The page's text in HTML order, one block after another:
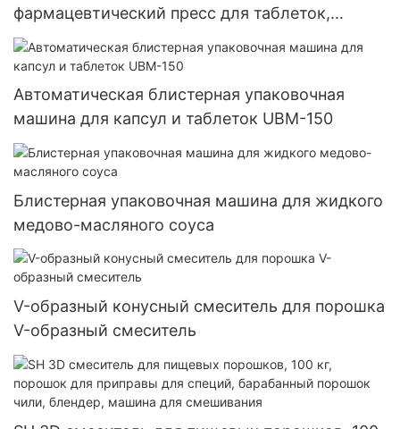
фармацевтический пресс для таблеток,
роторный таблеточный пресс, серия Zp
Автоматическая блистерная упаковочная
машина для капсул и таблеток UBM-150
Блистерная упаковочная машина для жидкого
медово-масляного соуса
V-образный конусный смеситель для порошка
V-образный смеситель